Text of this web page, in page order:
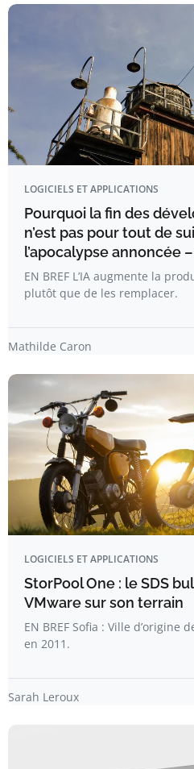
LOGICIELS ET APPLICATIONS
Pourquoi la fin des
n’est pas pour tout de
l’apocalypse annoncée
EN BREF L’IA augmente la
plutôt que de les remplacer.
Mathilde Caron
LOGICIELS ET APPLICATIONS
StorPool One : le SDS
VMware sur son terrain
EN BREF Sofia : Ville d’origine
en 2011.
Sarah Leroux